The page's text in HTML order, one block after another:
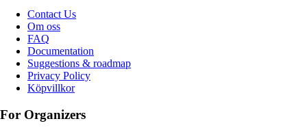
Contact Us
Om oss
FAQ
Documentation
Suggestions & roadmap
Privacy Policy
Köpvillkor
For Organizers